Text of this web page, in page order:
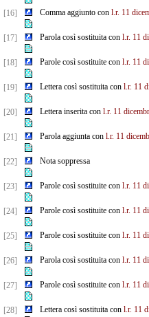
[16] Comma aggiunto con l.r. 11
[17] Parola così sostituita con l.r. 11
[18] Parole così sostituite con l.r. 11
[19] Lettera così sostituita con l.r. 11
[20] Lettera inserita con l.r. 11
[21] Parola aggiunta con l.r. 11
[22] Nota soppressa
[23] Parole così sostituite con l.r. 11
[24] Parole così sostituite con l.r. 11
[25] Parole così sostituite con l.r. 11
[26] Parola così sostituita con l.r. 11
[27] Parole così sostituite con l.r. 11
[28] Lettera così sostituita con l.r. 11